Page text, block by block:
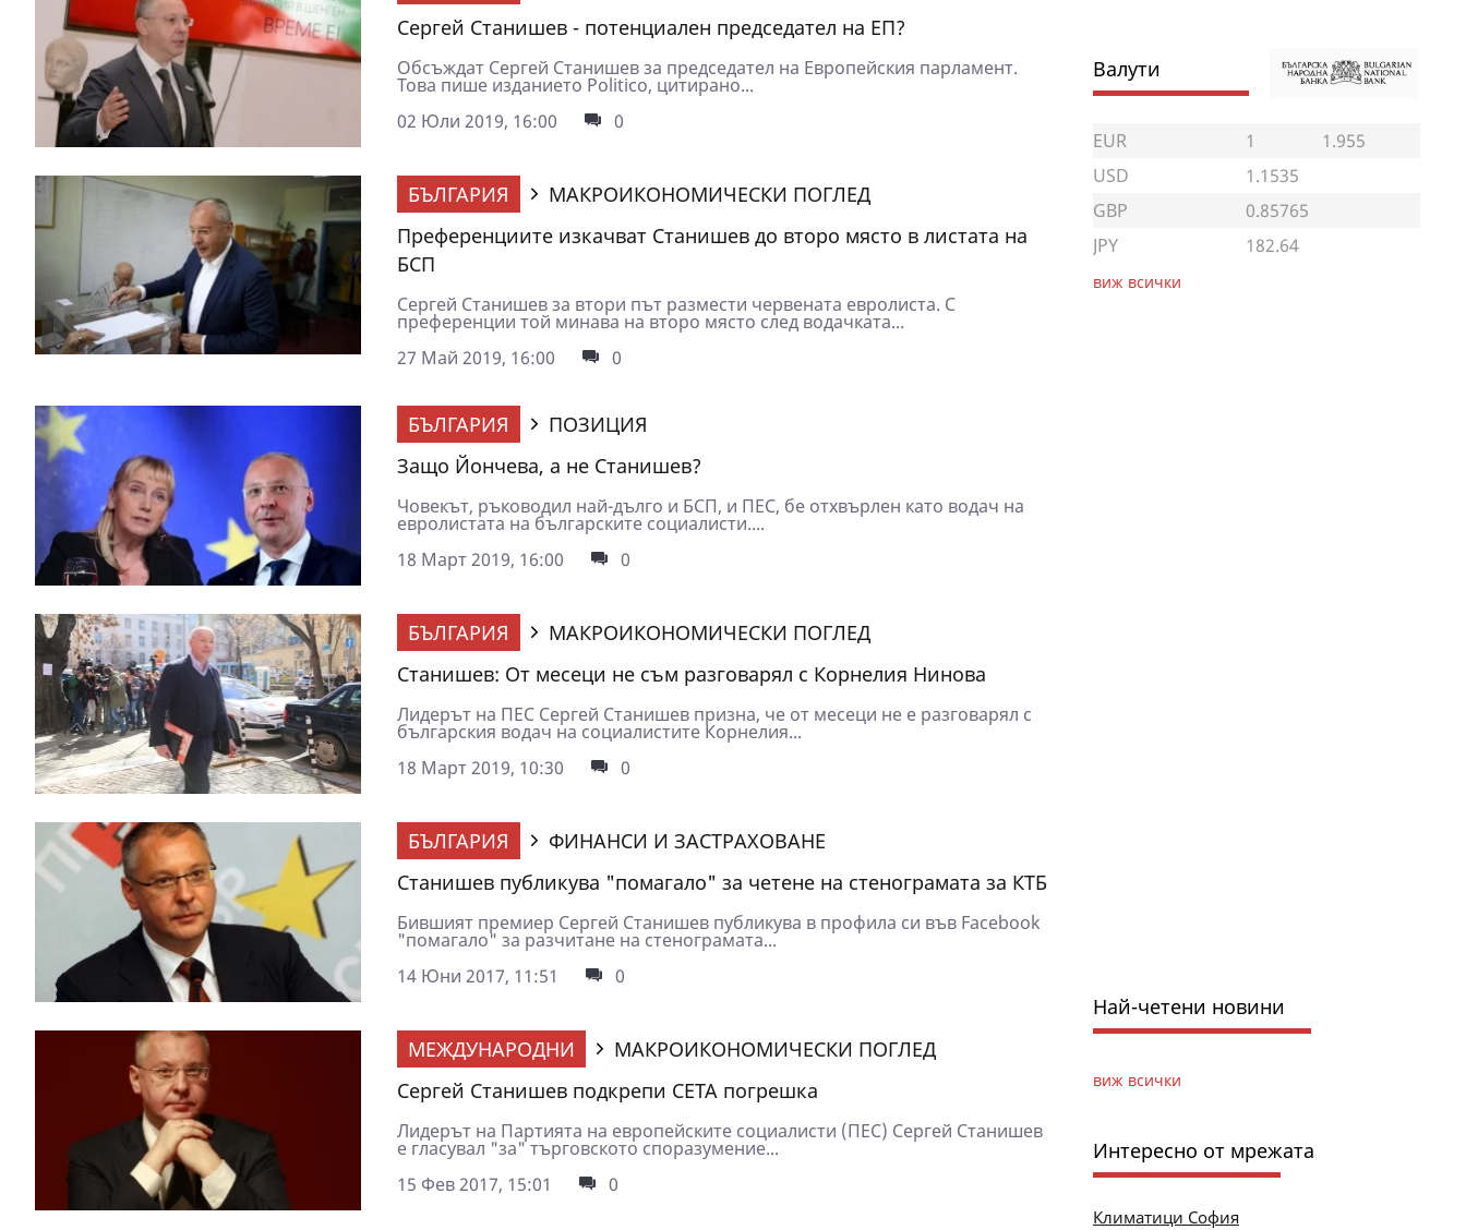
Сергей Станишев - потенциален председател на ЕП?
Обсъждат Сергей Станишев за председател на Европейския парламент.
Това пише изданието Politico, цитирано...
02 Юли 2019, 16:00
0
БЪЛГАРИЯ
МАКРОИКОНОМИЧЕСКИ ПОГЛЕД
Преференциите изкачват Станишев до второ място в листата на
БСП
Сергей Станишев за втори път размести червената евролиста. С
преференции той минава на второ място след водачката...
27 Май 2019, 16:00
0
БЪЛГАРИЯ
ПОЗИЦИЯ
Защо Йончева, а не Станишев?
Човекът, ръководил най-дълго и БСП, и ПЕС, бе отхвърлен като водач на
евролистата на българските социалисти....
18 Март 2019, 16:00
0
БЪЛГАРИЯ
МАКРОИКОНОМИЧЕСКИ ПОГЛЕД
Станишев: От месеци не съм разговарял с Корнелия Нинова
Лидерът на ПЕС Сергей Станишев призна, че от месеци не е разговарял с
българския водач на социалистите Корнелия...
18 Март 2019, 10:30
0
БЪЛГАРИЯ
ФИНАНСИ И ЗАСТРАХОВАНЕ
Станишев публикува "помагало" за четене на стенограмата за КТБ
Бившият премиер Сергей Станишев публикува в профила си във Facebook
"помагало" за разчитане на стенограмата...
14 Юни 2017, 11:51
0
МЕЖДУНАРОДНИ
МАКРОИКОНОМИЧЕСКИ ПОГЛЕД
Сергей Станишев подкрепи CETA погрешка
Лидерът на Партията на европейските социалисти (ПЕС) Сергей Станишев
е гласувал "за" търговското споразумение...
15 Фев 2017, 15:01
0
Валути
EUR 1
1.955
USD
1.1535
GBP
0.85765
JPY
182.64
виж всички
Най-четени новини
виж всички
Интересно от мрежата
Климатици София